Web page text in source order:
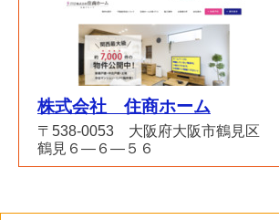
株式会社 住商ホーム
〒538-0053 大阪府大阪市鶴見区
鶴見６―６―５６